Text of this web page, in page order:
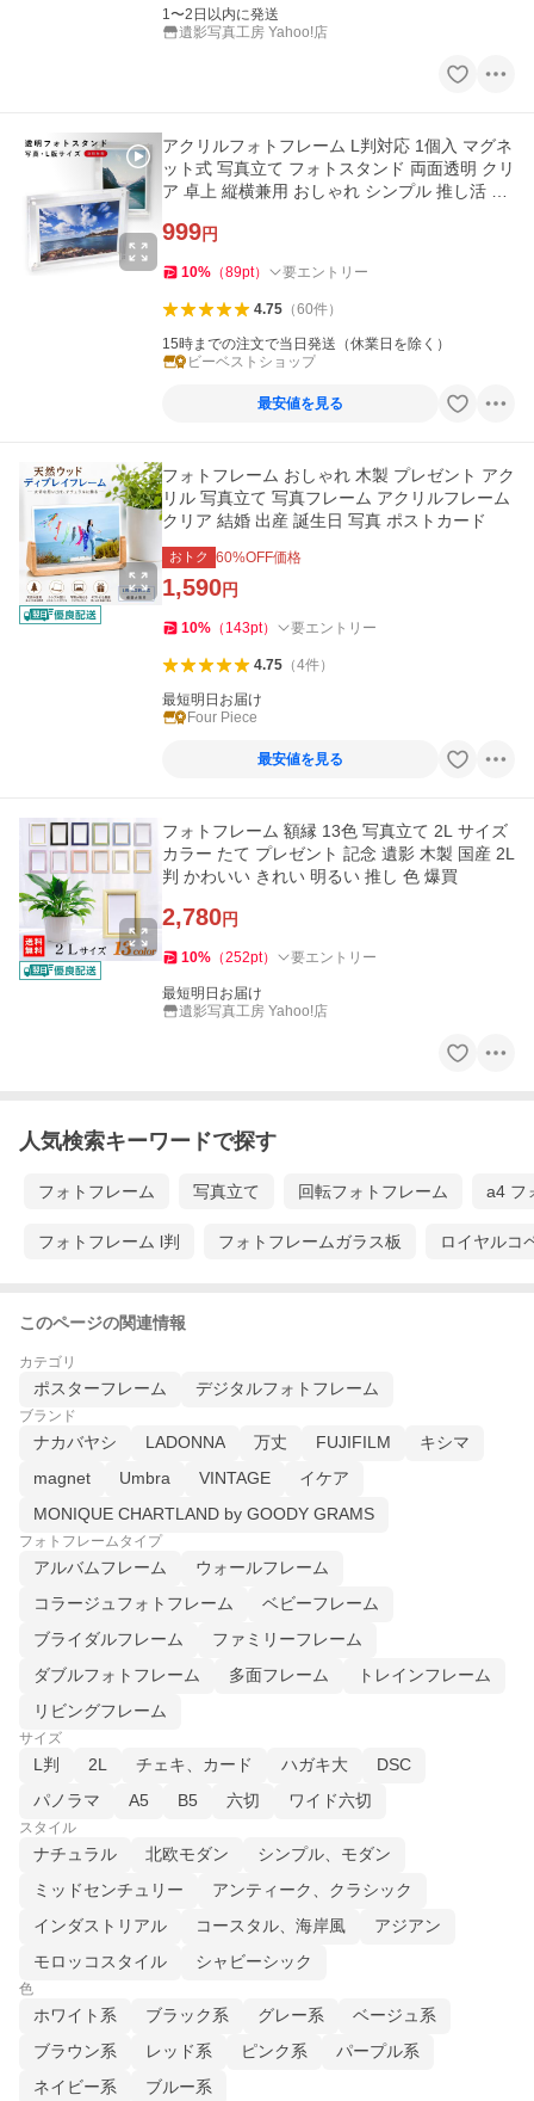
1〜2日以内に発送
遺影写真工房 Yahoo!店
アクリルフォトフレーム L判対応 1個入 マグネ
ット式 写真立て フォトスタンド 両面透明 クリ
ア 卓上 縦横兼用 おしゃれ シンプル 推し活 ギ
999円
10% （89pt） 要エントリー
4.75（60件）
15時までの注文で当日発送（休業日を除く）
ビーベストショップ
最安値を見る
フォトフレーム おしゃれ 木製 プレゼント アク
リル 写真立て 写真フレーム アクリルフレーム
クリア 結婚 出産 誕生日 写真 ポストカード
おトク 60%OFF価格
1,590円
10% （ 143pt） 要エントリー
4.75（4件）
最短明日お届け
Four Piece
最安値を見る
フォトフレーム 額縁 13色 写真立て 2L サイズ
カラー たて プレゼント 記念 遺影 木製 国産 2L
判 かわいい きれい 明るい 推し 色 爆買
2,780円
10% （252pt） 要エントリー
最短明日お届け
遺影写真工房 Yahoo!店
人気検索キーワードで探す
フォトフレーム 写真立て 回転フォトフレーム a4 フ
フォトフレーム l判 フォトフレームガラス板 ロイヤルコ
このページの関連情報
カテゴリ
ポスターフレーム デジタルフォトフレーム
ブランド
ナカバヤシ LADONNA 万丈 FUJIFILM
キシマ
magnet
Umbra VINTAGE
イケア
MONIQUE CHARTLAND by GOODY GRAMS
フォトフレームタイプ
アルバムフレーム
ウォールフレーム
コラージュフォトフレーム
ベビーフレーム
ブライダルフレーム
ファミリーフレーム
ダブルフォトフレーム
多面フレーム
トレインフレーム
リビングフレーム
サイズ
L判 2L チェキ、カード ハガキ大
DSC
パノラマ
A5 B5 六切 ワイド六切
スタイル
ナチュラル 北欧モダン
シンプル、モダン
ミッドセンチュリー
アンティーク、クラシック
インダストリアル
コースタル、海岸風
アジアン
モロッコスタイル
シャビーシック
色
ホワイト系 ブラック系 グレー系
ベージュ系
ブラウン系
レッド系 ピンク系
パープル系
ネイビー系
ブルー系